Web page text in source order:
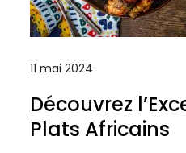
11 mai 2024
Découvrez
Plats Africains